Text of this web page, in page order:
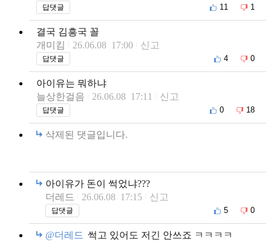
답댓글 11 1
결국 김흥국 꼴
개미킴
26.06.08 17:00 신고
답댓글 4 0
아이유는 뭐하냐
늘상한걸음
26.06.08 17:11 신고
답댓글 0 18
삭제된 댓글입니다.
아이유가 돈이 썩었냐???
더레드
26.06.08 17:15 신고
답댓글 5 0
@더레드 썩고 있어도 저긴 안쓰죠 ㅋㅋㅋㅋ